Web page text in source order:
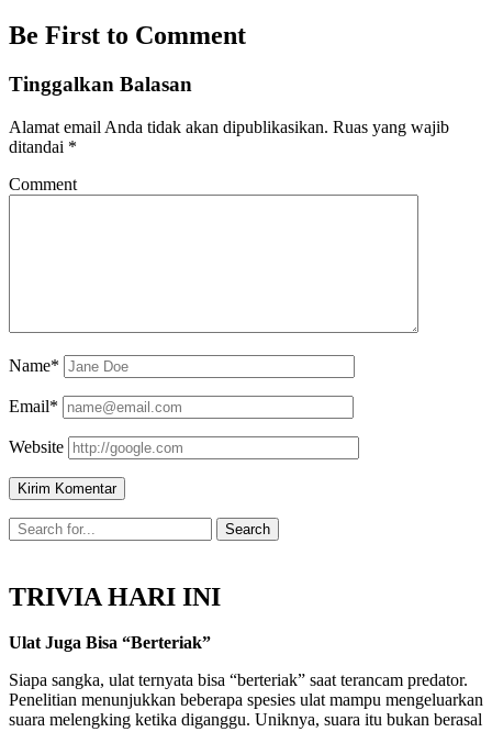
Be First to Comment
Tinggalkan Balasan
Alamat email Anda tidak akan dipublikasikan. Ruas yang wajib
ditandai *
Comment
Name*
Email*
Website
TRIVIA HARI INI
Ulat Juga Bisa “Berteriak”
Siapa sangka, ulat ternyata bisa “berteriak” saat terancam predator.
Penelitian menunjukkan beberapa spesies ulat mampu mengeluarkan
suara melengking ketika diganggu. Uniknya, suara itu bukan berasal